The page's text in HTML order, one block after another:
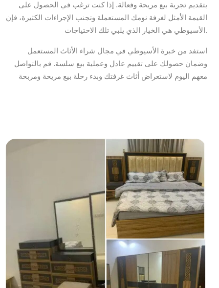
بتقديم تجربة بيع مريحة وفعالة. إذا كنت ترغب في الحصول على
القيمة الأمثل لغرفة نومك المستعملة وتجنب الإجراءات الكثيرة، فإن
الأسيوطي هي الخيار الذي يلبي تلك الاحتياجات.
استفد من خبرة الأسيوطي في مجال شراء الأثاث المستعمل
وضمان حصولك على تقييم عادل وعملية بيع سلسة. قم بالتواصل
معهم اليوم لاستعراض أثاث غرفتك وبدء رحلة بيع مريحة ومربحة